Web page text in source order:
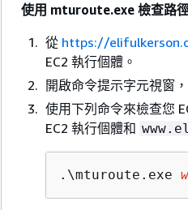
使用 mturoute.exe 檢查路
從 https://
EC2 執行個體。
開啟命令提示字元視窗
使用下列命令來檢查您
EC2 執行個體和
.\mturoute.exe